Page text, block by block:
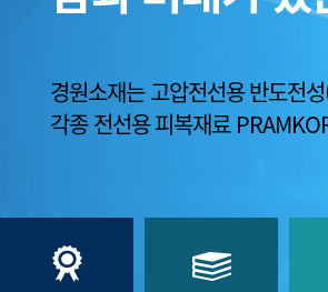
경원소재는 고압전선용 반도전
각종 전선용 피복재료